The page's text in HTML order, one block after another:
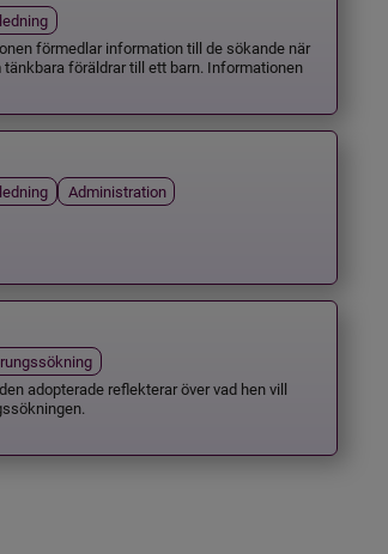
förmedlar information till de sökande när
föräldrar till ett barn. Informationen
Administration
adopterade reflekterar över vad hen vill